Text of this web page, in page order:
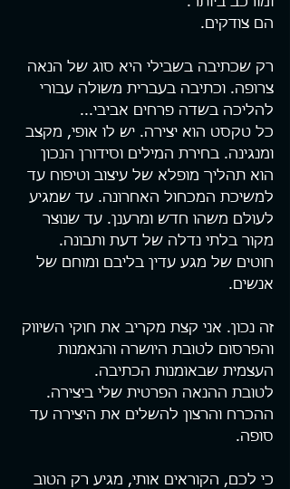
הם צודקים.
רק שכתיבה בשבילי היא סוג של הנאה
צרופה. וכתיבה בעברית משולה עבורי
להליכה בשדה פרחים אביבי...
כל טקסט הוא יצירה. יש לו אופי, מקצב
ומנגינה. בחירת המילים וסידורן הנכון
הוא תהליך מופלא של עיצוב וטיפוח עד
למשיכת המכחול האחרונה. עד שמגיע
לעולם משהו חדש ומרענן. עד שנוצר
מקור בלתי נדלה של דעת ותבונה.
חוטים של מגע עדין בליבם ומוחם של
אנשים.
זה נכון. אני קצת מקריב את חוקי השיווק
והפרסום לטובת היושרה והנאמנות
העצמית שבאומנות הכתיבה.
לטובת ההנאה הפרטית שלי ביצירה.
ההכרח והרצון להשלים את היצירה עד
סופה.
כי לכם, הקוראים אותי, מגיע רק הטוב